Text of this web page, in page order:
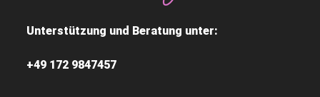
Unterstützung und Beratung unter:
+49 172 9847457